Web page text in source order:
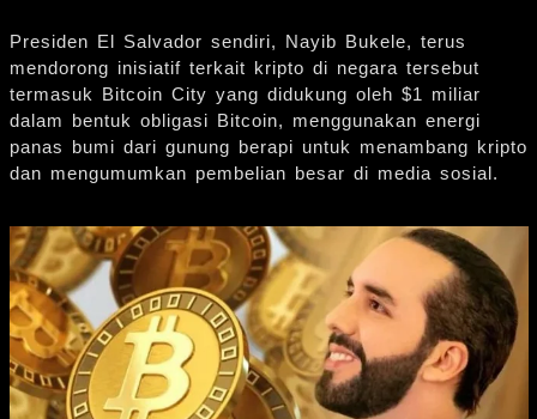
Presiden El Salvador sendiri, Nayib Bukele, terus
mendorong inisiatif terkait kripto di negara tersebut
termasuk Bitcoin City yang didukung oleh $1 miliar
dalam bentuk obligasi Bitcoin, menggunakan energi
panas bumi dari gunung berapi untuk menambang kripto
dan mengumumkan pembelian besar di media sosial.